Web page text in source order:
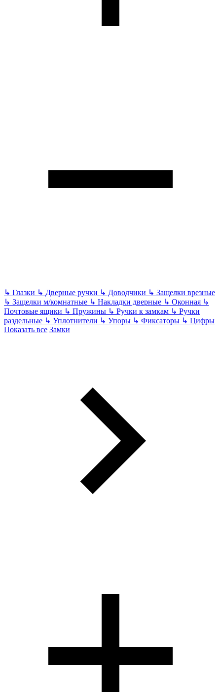
↳ Глазки ↳ Дверные ручки ↳ Доводчики ↳ Защелки врезные
↳ Защелки м/комнатные ↳ Накладки дверные ↳ Оконная ↳
Почтовые ящики ↳ Пружины ↳ Ручки к замкам ↳ Ручки
раздельные ↳ Уплотнители ↳ Упоры ↳ Фиксаторы ↳ Цифры
Показать все Замки